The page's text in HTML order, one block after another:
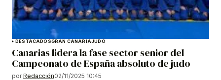
DESTACADOSGRAN CANARIAJUDO
Canarias lidera la fase sector senior del
Campeonato de España absoluto de judo
por Redacción02/11/2025 10:45